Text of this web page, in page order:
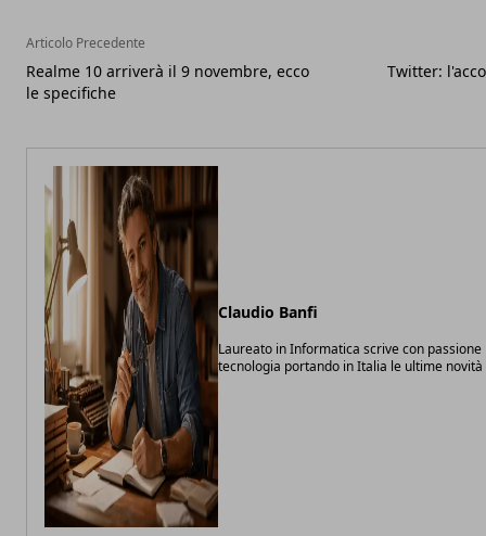
Articolo Precedente
Realme 10 arriverà il 9 novembre, ecco
le specifiche
Twitter:
Claudio Banfi
Laureato in Informatica scrive con
tecnologia portando in Italia le ultime novità